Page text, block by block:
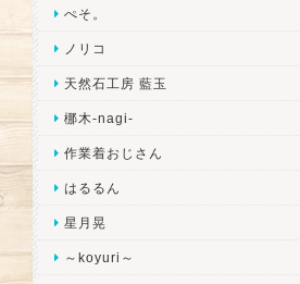
ぺそ。
ノリコ
天然石工房 藍玉
梛木-nagi-
作業着おじさん
はるるん
星月晃
～koyuri～